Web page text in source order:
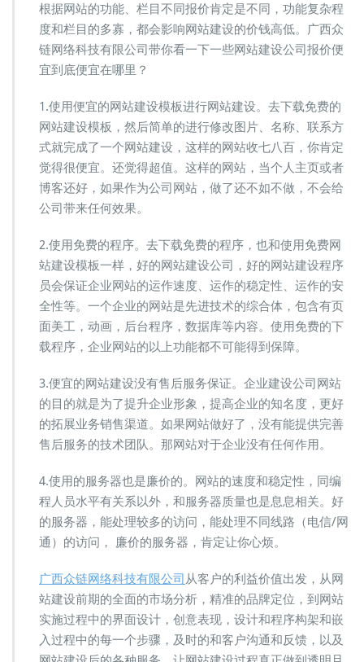
别
如
此
大
根据网站的功能、栏目不同报价肯定是不同，功能复杂程
度和栏目的多寡，都会影响网站建设的价钱高低。广西众
链网络科技有限公司带你看一下一些网站建设公司报价便
宜到底便宜在哪里？
1.使用便宜的网站建设模板进行网站建设。去下载免费的
网站建设模板，然后简单的进行修改图片、名称、联系方
式就完成了一个网站建设，这样的网站收七八百，你肯定
觉得很便宜。还觉得超值。这样的网站，当个人主页或者
博客还好，如果作为公司网站，做了还不如不做，不会给
公司带来任何效果。
2.使用免费的程序。去下载免费的程序，也和使用免费网
站建设模板一样，好的网站建设公司，好的网站建设程序
员会保证企业网站的运作速度、运作的稳定性、运作的安
全性等。一个企业的网站是先进技术的综合体，包含有页
面美工，动画，后台程序，数据库等内容。使用免费的下
载程序，企业网站的以上功能都不可能得到保障。
3.便宜的网站建设没有售后服务保证。企业建设公司网站
的目的就是为了提升企业形象，提高企业的知名度，更好
的拓展业务销售渠道。如果网站做好了，没有能提供完善
售后服务的技术团队。那网站对于企业没有任何作用。
4.使用的服务器也是廉价的。网站的速度和稳定性，同编
程人员水平有关系以外，和服务器质量也是息息相关。好
的服务器，能处理较多的访问，能处理不同线路（电信/网
通）的访问， 廉价的服务器，肯定让你心烦。
广西众链网络科技有限公司从客户的利益价值出发，从网
站建设前期的全面的市场分析，精准的品牌定位，到网站
实施过程中的界面设计，创意表现，设计和程序构架和嵌
入过程中的每一个步骤，及时的和客户沟通和反馈，以及